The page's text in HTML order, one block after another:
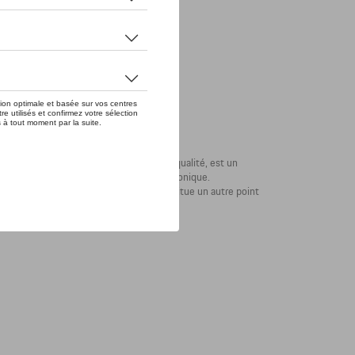
RACING®, en tissu piqué de haute qualité, est un
confèrent le look MARTINI RACING® iconique.
L'insigne MARTINI RACING® constitue un autre point